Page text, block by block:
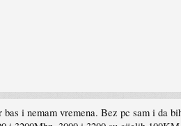
i nemam vremena. Bez pc sam i da